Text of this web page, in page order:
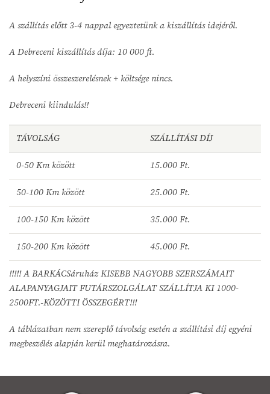
A szállítás előtt 3-4 nappal egyeztetünk a kiszállítás idejéről.
A Debreceni kiszállítás díja: 10 000 ft.
A helyszíni összeszerelésnek + költsége nincs.
Debreceni kiindulás!!
TÁVOLSÁG SZÁLLÍTÁSI DÍJ
0-50 Km között 15.000 Ft.
50-100 Km között 25.000 Ft.
100-150 Km között 35.000 Ft.
150-200 Km között 45.000 Ft.
!!!!! A BARKÁCSáruház KISEBB NAGYOBB SZERSZÁMAIT
ALAPANYAGJAIT FUTÁRSZOLGÁLAT SZÁLLÍTJA KI 1000-
2500FT.-KÖZÖTTI ÖSSZEGÉRT!!!
A táblázatban nem szereplő távolság esetén a szállítási díj egyéni
megbeszélés alapján kerül meghatározásra.